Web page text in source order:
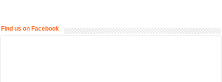
Find us on Facebook